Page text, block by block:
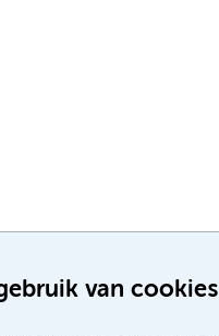
van cookies